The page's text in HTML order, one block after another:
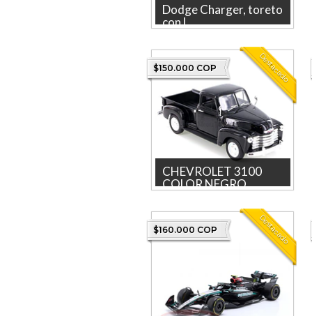
Dodge Charger, toreto
con l...
32 La tienda más grande en
línea de Colombia. Piez...
$150.000 COP Destacado
CHEVROLET 3100
COLOR NEGRO,...
en color negro y tapas de rin
blancas de Welly, un...
$160.000 COP Destacado